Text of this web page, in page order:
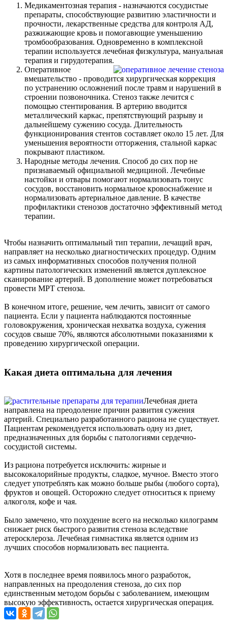
Медикаментозная терапия - назначаются сосудистые
препараты, способствующие развитию эластичности и
прочности, лекарственные средства для контроля АД,
разжижающие кровь и помогавющие уменьшению
тромбообразования. Одновременно в комплексной
терапии используется лечебная физкультура, мануальная
терапия и гирудотерапия.
Оперативное
вмешательство - проводится хирургическая коррекция
по устранению осложнений после травм и нарушений в
строении позвоночника. Стеноз также лечится с
помощью стентирования. В артерию вводится
металлический каркас, препятствующий разрыву и
дальнейшему сужению сосуда. Длительность
функционирования стентов составляет около 15 лет. Для
уменьшения вероятности отторжения, стальной каркас
покрывают пластиком.
Народные методы лечения. Способ до сих пор не
признаваемый официальной медициной. Лечебные
настойки и отвары помогают нормализовать тонус
сосудов, восстановить нормальное кровоснабжение и
нормализовать артериальное давление. В качестве
профилактики стенозов достаточно эффективный метод
терапии.
Чтобы назначить оптимальный тип терапии, лечащий врач,
направляет на несколько диагностических процедур. Одним
из самых информативных способов получения полной
картины патологических изменений является дуплексное
сканирование артерий. В дополнение может потребоваться
провести МРТ стеноза.
В конечном итоге, решение, чем лечить, зависит от самого
пациента. Если у пациента наблюдаются постоянные
головокружения, хроническая нехватка воздуха, сужения
сосудов свыше 70%, являются абсолютными показаниями к
проведению хирургической операции.
Какая диета оптимальна для лечения
Лечебная диета
направлена на преодоление причин развития сужения
артерий. Специально разработанного рациона не существует.
Пациентам рекомендуется использовать одну из диет,
предназначенных для борьбы с патологиями сердечно-
сосудистой системы.
Из рациона потребуется исключить: жирные и
высококалорийные продукты, сладкое, мучное. Вместо этого
следует употреблять как можно больше рыбы (любого сорта),
фруктов и овощей. Осторожно следует относиться к приему
алкоголя, кофе и чая.
Было замечено, что похудение всего на несколько килограмм
снижает риск быстрого развития стеноза вследствие
атеросклероза. Лечебная гимнастика является одним из
лучших способов нормализовать вес пациента.
Хотя в последнее время появилось много разработок,
направленных на преодоления стеноза, до сих пор
единственным методом борьбы с заболеванием, имеющим
высокую эффективность, остается хирургическая операция.